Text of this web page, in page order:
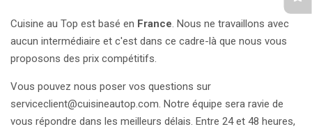
Cuisine au Top est basé en France. Nous ne travaillons avec
aucun intermédiaire et c'est dans ce cadre-là que nous vous
proposons des prix compétitifs.
Vous pouvez nous poser vos questions sur
serviceclient@cuisineautop.com. Notre équipe sera ravie de
vous répondre dans les meilleurs délais. Entre 24 et 48 heures,